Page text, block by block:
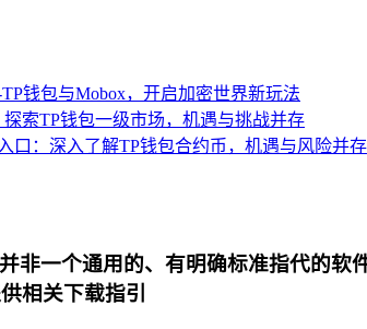
钱包与Mobox，开启加密世界新玩法
探索TP钱包一级市场，机遇与挑战并存
口：深入了解TP钱包合约币，机遇与风险并存
非一个通用的、有明确标准指代的
相关下载指引